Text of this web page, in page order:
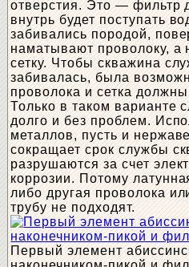
отверстия. Это — фильтр
внутрь будет поступать
забивались породой,
наматывают проволоку, а
сетку. Чтобы скважина
забивалась, была
проволока и сетка
Только в таком варианте
долго и без проблем.
металлов, пусть и
сокращает срок службы
разрушаются за счет
коррозии. Потому
либо другая проволока
трубу не подходят.
Первый элемент